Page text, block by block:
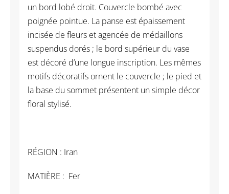
un bord lobé droit. Couvercle bombé avec
poignée pointue. La panse est épaissement
incisée de fleurs et agencée de médaillons
suspendus dorés ; le bord supérieur du vase
est décoré d’une longue inscription. Les mêmes
motifs décoratifs ornent le couvercle ; le pied et
la base du sommet présentent un simple décor
floral stylisé.
RÉGION : Iran
MATIÈRE : Fer